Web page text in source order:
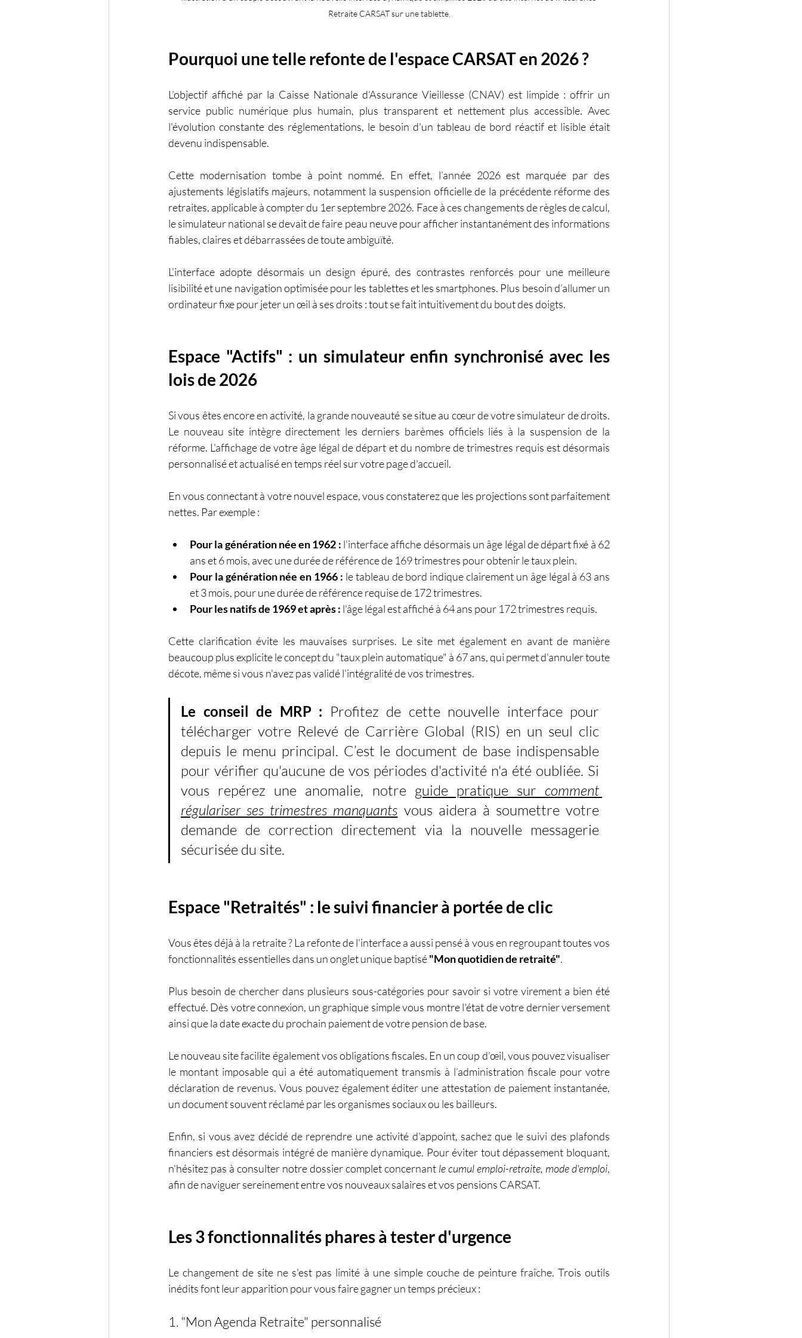
Retraite CARSAT sur une tablette.
Pourquoi une telle refonte de l'espace CARSAT en 2026 ?
L’objectif affiché par la Caisse Nationale d’Assurance Vieillesse (CNAV) est limpide : offrir un
service public numérique plus humain, plus transparent et nettement plus accessible. Avec
l'évolution constante des réglementations, le besoin d'un tableau de bord réactif et lisible était
devenu indispensable.
Cette modernisation tombe à point nommé. En effet, l’année 2026 est marquée par des
ajustements législatifs majeurs, notamment la suspension officielle de la précédente réforme des
retraites, applicable à compter du 1er septembre 2026. Face à ces changements de règles de calcul,
le simulateur national se devait de faire peau neuve pour afficher instantanément des informations
fiables, claires et débarrassées de toute ambiguïté.
L’interface adopte désormais un design épuré, des contrastes renforcés pour une meilleure
lisibilité et une navigation optimisée pour les tablettes et les smartphones. Plus besoin d’allumer un
ordinateur fixe pour jeter un œil à ses droits : tout se fait intuitivement du bout des doigts.
Espace "Actifs" : un simulateur enfin synchronisé avec les
lois de 2026
Si vous êtes encore en activité, la grande nouveauté se situe au cœur de votre simulateur de droits.
Le nouveau site intègre directement les derniers barèmes officiels liés à la suspension de la
réforme. L'affichage de votre âge légal de départ et du nombre de trimestres requis est désormais
personnalisé et actualisé en temps réel sur votre page d'accueil.
En vous connectant à votre nouvel espace, vous constaterez que les projections sont parfaitement
nettes. Par exemple :
Pour la génération née en 1962 : l'interface affiche désormais un âge légal de départ fixé à 62
ans et 6 mois, avec une durée de référence de 169 trimestres pour obtenir le taux plein.
Pour la génération née en 1966 : le tableau de bord indique clairement un âge légal à 63 ans
et 3 mois, pour une durée de référence requise de 172 trimestres.
Pour les natifs de 1969 et après : l'âge légal est affiché à 64 ans pour 172 trimestres requis.
Cette clarification évite les mauvaises surprises. Le site met également en avant de manière
beaucoup plus explicite le concept du "taux plein automatique" à 67 ans, qui permet d'annuler toute
décote, même si vous n'avez pas validé l'intégralité de vos trimestres.
Le conseil de MRP : Profitez de cette nouvelle interface pour
télécharger votre Relevé de Carrière Global (RIS) en un seul clic
depuis le menu principal. C’est le document de base indispensable
pour vérifier qu'aucune de vos périodes d'activité n'a été oubliée. Si
vous repérez une anomalie, notre guide pratique sur comment
régulariser ses trimestres manquants vous aidera à soumettre votre
demande de correction directement via la nouvelle messagerie
sécurisée du site.
Espace "Retraités" : le suivi financier à portée de clic
Vous êtes déjà à la retraite ? La refonte de l'interface a aussi pensé à vous en regroupant toutes vos
fonctionnalités essentielles dans un onglet unique baptisé "Mon quotidien de retraité".
Plus besoin de chercher dans plusieurs sous-catégories pour savoir si votre virement a bien été
effectué. Dès votre connexion, un graphique simple vous montre l'état de votre dernier versement
ainsi que la date exacte du prochain paiement de votre pension de base.
Le nouveau site facilite également vos obligations fiscales. En un coup d’œil, vous pouvez visualiser
le montant imposable qui a été automatiquement transmis à l’administration fiscale pour votre
déclaration de revenus. Vous pouvez également éditer une attestation de paiement instantanée,
un document souvent réclamé par les organismes sociaux ou les bailleurs.
Enfin, si vous avez décidé de reprendre une activité d'appoint, sachez que le suivi des plafonds
financiers est désormais intégré de manière dynamique. Pour éviter tout dépassement bloquant,
n'hésitez pas à consulter notre dossier complet concernant le cumul emploi-retraite, mode d'emploi,
afin de naviguer sereinement entre vos nouveaux salaires et vos pensions CARSAT.
Les 3 fonctionnalités phares à tester d'urgence
Le changement de site ne s'est pas limité à une simple couche de peinture fraîche. Trois outils
inédits font leur apparition pour vous faire gagner un temps précieux :
1. "Mon Agenda Retraite" personnalisé